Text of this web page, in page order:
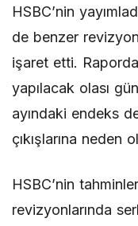
HSBC’nin
de benzer
işaret etti.
yapılacak olası
ayındaki endeks
çıkışlarına neden
HSBC’nin
revizyonlarında